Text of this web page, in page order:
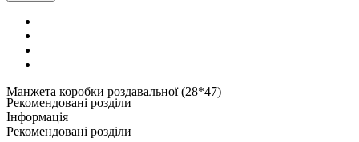
Манжета коробки роздавальної (28*47)
Рекомендовані розділи
Інформація
Рекомендовані розділи